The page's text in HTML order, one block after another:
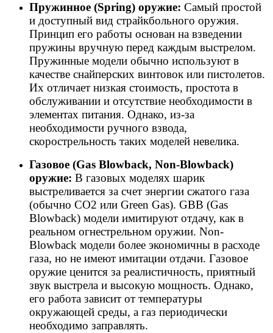
Пружинное (Spring) оружие: Самый простой
и доступный вид страйкбольного оружия.
Принцип его работы основан на взведении
пружины вручную перед каждым выстрелом.
Пружинные модели обычно используют в
качестве снайперских винтовок или пистолетов.
Их отличает низкая стоимость, простота в
обслуживании и отсутствие необходимости в
элементах питания. Однако, из-за
необходимости ручного взвода,
скорострельность таких моделей невелика.
Газовое (Gas Blowback, Non-Blowback)
оружие: В газовых моделях шарик
выстреливается за счет энергии сжатого газа
(обычно CO2 или Green Gas). GBB (Gas
Blowback) модели имитируют отдачу, как в
реальном огнестрельном оружии. Non-
Blowback модели более экономичны в расходе
газа, но не имеют имитации отдачи. Газовое
оружие ценится за реалистичность, приятный
звук выстрела и высокую мощность. Однако,
его работа зависит от температуры
окружающей среды, а газ периодически
необходимо заправлять.